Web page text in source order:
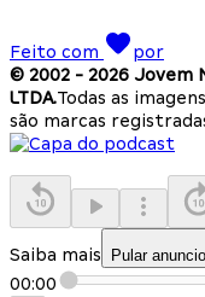
Feito com
por
© 2002 - 2026 Jovem
LTDA.Todas as
são marcas
Saiba mais Pular anuncio
00:00